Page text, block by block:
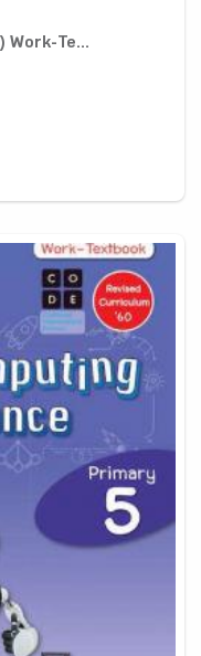
Work-Te...